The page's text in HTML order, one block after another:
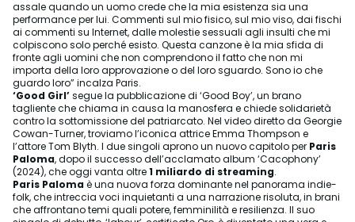
assale quando un uomo crede che la mia esistenza sia una
performance per lui. Commenti sul mio fisico, sul mio viso, dai fischi
ai commenti su Internet, dalle molestie sessuali agli insulti che mi
colpiscono solo perché esisto. Questa canzone è la mia sfida di
fronte agli uomini che non comprendono il fatto che non mi
importa della loro approvazione o del loro sguardo. Sono io che
guardo loro” incalza Paris.
‘Good Girl’segue la pubblicazione di ‘Good Boy’, un brano
tagliente che chiama in causa la manosfera e chiede solidarietà
contro la sottomissione del patriarcato. Nel video diretto da Georgie
Cowan-Turner, troviamo l’iconica attrice Emma Thompson e
l’attore Tom Blyth. I due singoli aprono un nuovo capitolo per Paris
Paloma, dopo il successo dell’acclamato album ‘Cacophony’
(2024), che oggi vanta oltre1 miliardo di streaming.
Paris Paloma è una nuova forza dominante nel panorama indie-
folk, che intreccia voci inquietanti a una narrazione risoluta, in brani
che affrontano temi quali potere, femminilità e resilienza. Il suo